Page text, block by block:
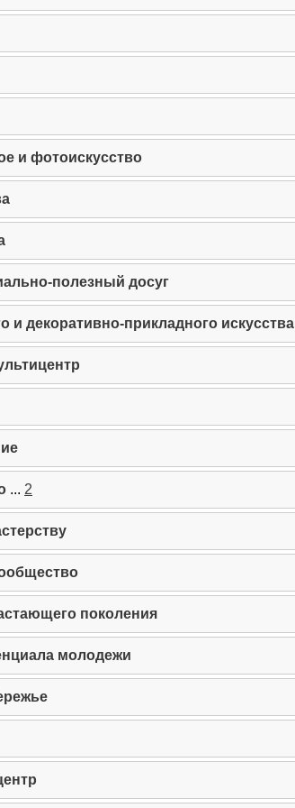
и фотоискусство
полезный досуг
и декоративно-прикладного искусства
... 2
поколения
молодежи